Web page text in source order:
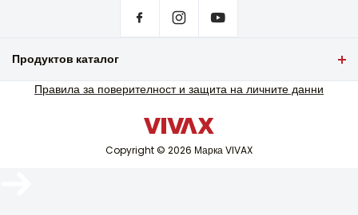
Къде да закупите продуктите на VIVAX?
Извънгаранционна сервизна поддръжка
Каталози
Продуктов каталог
Телевизия и аудио
Copyright © 2026 Марка VIVAX
Правила за поверителност и защита на личните данни